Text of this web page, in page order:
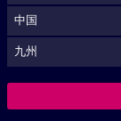
中国
九州